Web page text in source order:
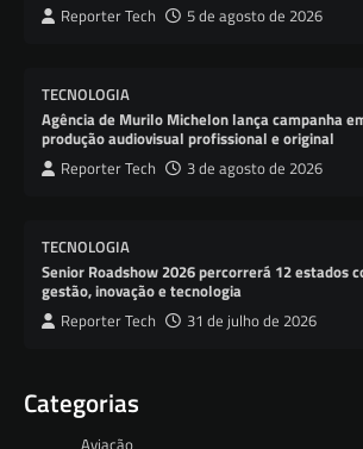
Reporter Tech 5 de agosto de 2026
TECNOLOGIA
Agência de Murilo Michelon lança campanha
produção audiovisual profissional e original
Reporter Tech 3 de agosto de 2026
TECNOLOGIA
Senior Roadshow 2026 percorrerá 12 estados
gestão, inovação e tecnologia
Reporter Tech 31 de julho de 2026
Categorias